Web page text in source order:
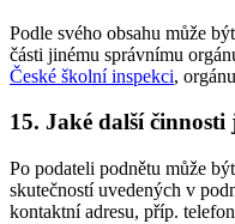
Podle svého obsahu může
části jinému správnímu
České školní inspekci,
15. Jaké další
Po podateli podnětu může
skutečností uvedených v
kontaktní adresu, příp.